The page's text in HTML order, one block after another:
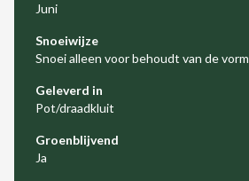
Juni
Snoeiwijze
Snoei alleen voor behoudt van de vorm
Geleverd in
Pot/draadkluit
Groenblijvend
Ja